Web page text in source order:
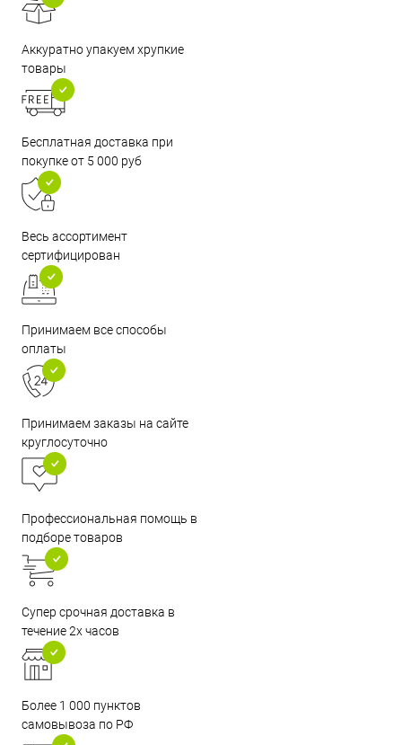
Аккуратно упакуем хрупкие
товары
Бесплатная доставка при
покупке от 5 000 руб
Весь ассортимент
сертифицирован
Принимаем все способы
оплаты
Принимаем заказы на сайте
круглосуточно
Профессиональная помощь в
подборе товаров
Супер срочная доставка в
течение 2х часов
Более 1 000 пунктов
самовывоза по РФ